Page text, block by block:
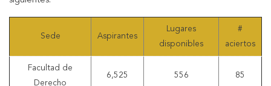
Sede Aspirantes
Lugares
disponibles
#
aciertos
Facultad de
Derecho
6,525 556 85